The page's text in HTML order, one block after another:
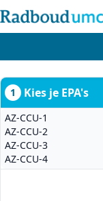
1 Kies je EPA's